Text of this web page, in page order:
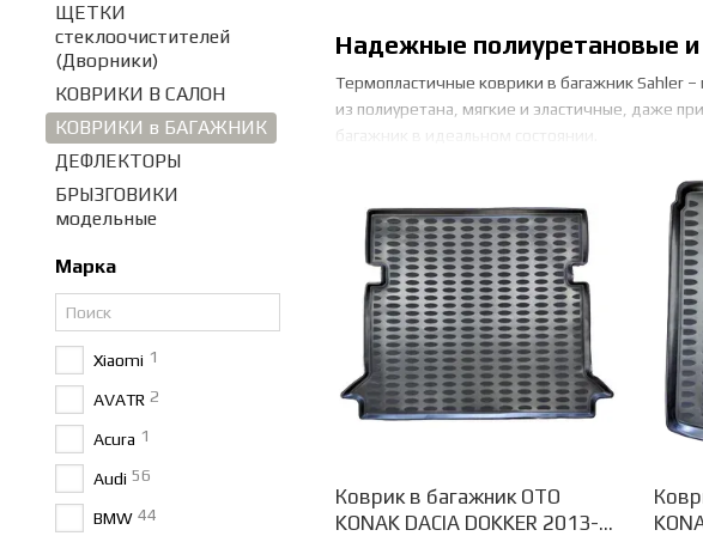
Надежные полиуретановые
Термопластичные коврики в багажник Sahler
из полиуретана, мягкие и эластичные, даже
багажник в идеальном состоянии.
Коврик в багажник OTO
KONAK DACIA DOKKER 2013-...
ЩЕТКИ
стеклоочистителей
(Дворники)
КОВРИКИ В САЛОН
КОВРИКИ в БАГАЖНИК
ДЕФЛЕКТОРЫ
БРЫЗГОВИКИ
модельные
Марка
Xiaomi 1
AVATR 2
Acura 1
Audi 56
BMW 44